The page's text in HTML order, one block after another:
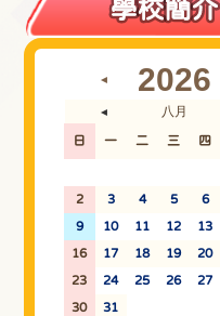
學校簡介
◄ 2026
◄ 八月
日 一 二 三 四
2 3 4 5 6
9 10 11 12 13
16 17 18 19 20
23 24 25 26 27
30 31